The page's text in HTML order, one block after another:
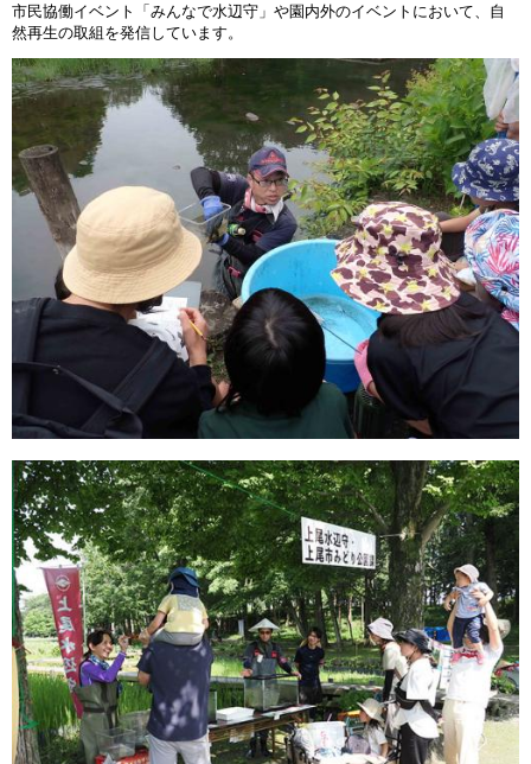
市民協働イベント「みんなで水辺守」や園内外のイベントにおいて、自
然再生の取組を発信しています。